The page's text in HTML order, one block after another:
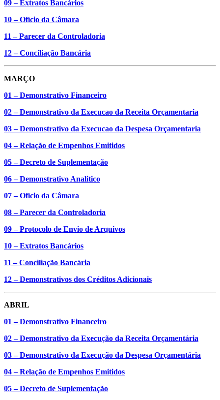
09 – Extratos Bancários
10 – Ofício da Câmara
11 – Parecer da Controladoria
12 – Conciliação Bancária
MARÇO
01 – Demonstrativo Financeiro
02 – Demonstrativo da Execucao da Receita Orçamentaria
03 – Demonstrativo da Execucao da Despesa Orçamentaria
04 – Relação de Empenhos Emitidos
05 – Decreto de Suplementação
06 – Demonstrativo Analitico
07 – Ofício da Câmara
08 – Parecer da Controladoria
09 – Protocolo de Envio de Arquivos
10 – Extratos Bancários
11 – Conciliação Bancária
12 – Demonstrativos dos Créditos Adicionais
ABRIL
01 – Demonstrativo Financeiro
02 – Demonstrativo da Execução da Receita Orçamentária
03 – Demonstrativo da Execução da Despesa Orçamentária
04 – Relação de Empenhos Emitidos
05 – Decreto de Suplementação